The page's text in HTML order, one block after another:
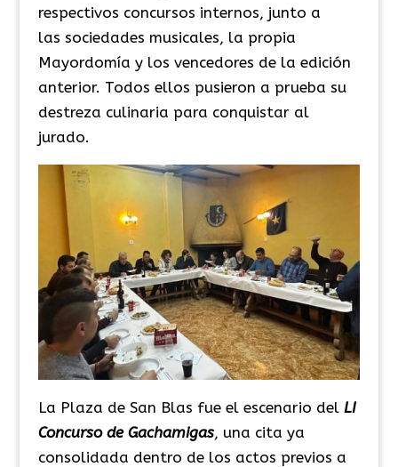
respectivos concursos internos, junto a
las sociedades musicales, la propia
Mayordomía y los vencedores de la edición
anterior. Todos ellos pusieron a prueba su
destreza culinaria para conquistar al
jurado.
La Plaza de San Blas fue el escenario del LI
Concurso de Gachamigas, una cita ya
consolidada dentro de los actos previos a